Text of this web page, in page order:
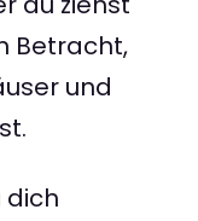
Betracht,
und
dich